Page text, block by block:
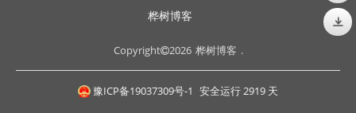
桦树博客
Copyright 2026 桦树博客 .
豫ICP备19037309号-1 安全运行2919 天